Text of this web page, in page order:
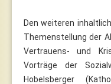
Den weiteren
Themenstellung der
Vertrauens- und
Vorträge der
Hobelsberger